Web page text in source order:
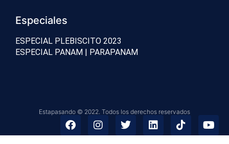
Especiales
ESPECIAL PLEBISCITO 2023
ESPECIAL PANAM | PARAPANAM
Estapasando © 2022. Todos los derechos reservados